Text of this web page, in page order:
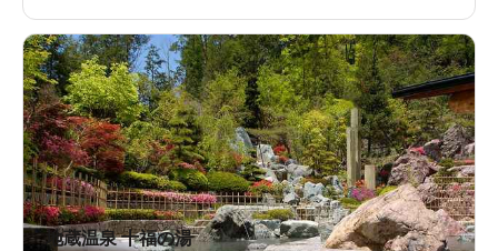
地蔵温泉 十福の湯